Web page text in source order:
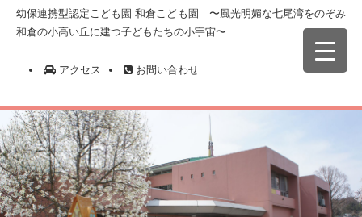
幼保連携型認定こども園 和倉こども園 〜風光明媚な七尾湾をのぞみ
和倉の小高い丘に建つ子どもたちの小宇宙〜
アクセス お問い合わせ